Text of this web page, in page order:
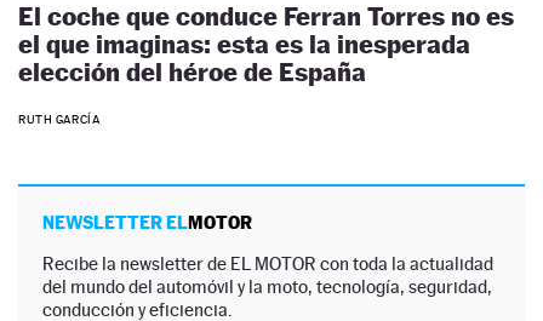
El coche que conduce Ferran Torres no es
el que imaginas: esta es la inesperada
elección del héroe de España
RUTH GARCÍA
NEWSLETTER ELMOTOR
Recibe la newsletter de EL MOTOR con toda la actualidad
del mundo del automóvil y la moto, tecnología, seguridad,
conducción y eficiencia.